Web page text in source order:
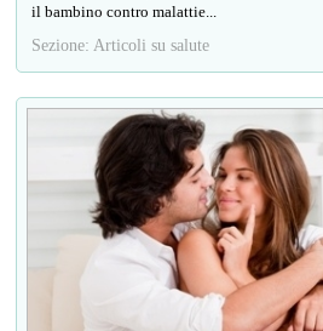
il bambino contro malattie...
Sezione: Articoli su salute